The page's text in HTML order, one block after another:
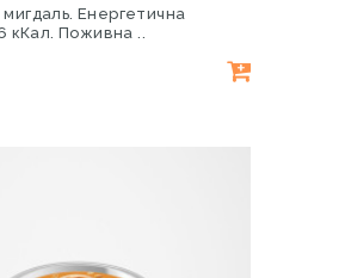
мигдаль. Енергетична
кКал. Поживна ..